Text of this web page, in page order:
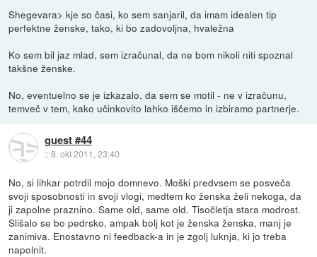
Shegevara> kje so časi, ko sem sanjaril, da imam idealen tip
perfektne ženske, tako, ki bo zadovoljna, hvaležna
Ko sem bil jaz mlad, sem izračunal, da ne bom nikoli niti spoznal
takšne ženske.
No, eventuelno se je izkazalo, da sem se motil - ne v izračunu,
temveč v tem, kako učinkovito lahko iščemo in izbiramo partnerje.
guest #44
::8. okt 2011, 23:40
No, si lihkar potrdil mojo domnevo. Moški predvsem se posveča
svoji sposobnosti in svoji vlogi, medtem ko ženska želi nekoga, da
ji zapolne praznino. Same old, same old. Tisočletja stara modrost.
Slišalo se bo pedrsko, ampak bolj kot je ženska ženska, manj je
zanimiva. Enostavno ni feedback-a in je zgolj luknja, ki jo treba
napolnit.